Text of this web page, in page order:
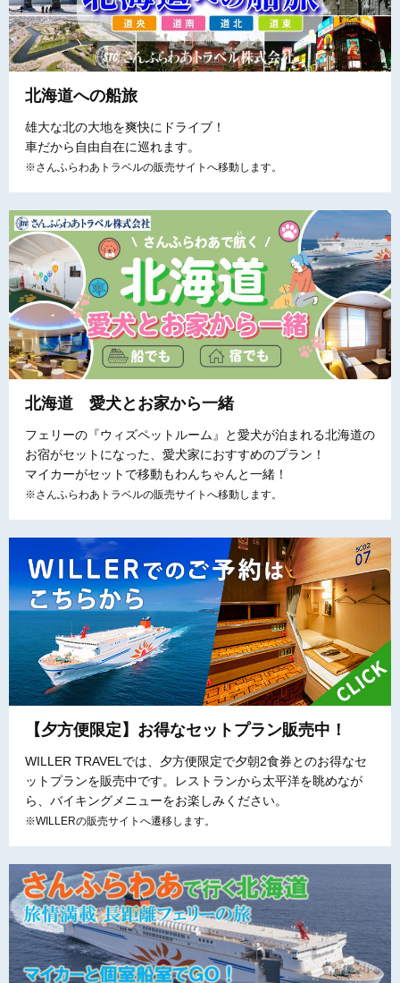
北海道への船旅
雄大な北の大地を爽快にドライブ！
車だから自由自在に巡れます。
※さんふらわあトラベルの販売サイトへ移動します。
北海道 愛犬とお家から一緒
フェリーの『ウィズペットルーム』と愛犬が泊まれる北海道の
お宿がセットになった、愛犬家におすすめのプラン！
マイカーがセットで移動もわんちゃんと一緒！
※さんふらわあトラベルの販売サイトへ移動します。
【夕方便限定】お得なセットプラン販売中！
WILLER TRAVELでは、夕方便限定で夕朝2食券とのお得なセ
ットプランを販売中です。レストランから太平洋を眺めなが
ら、バイキングメニューをお楽しみください。
※WILLERの販売サイトへ遷移します。